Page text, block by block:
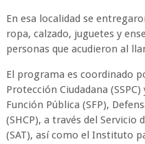
En esa localidad se
ropa, calzado, juguetes y
personas que acudieron al
El programa es coordinado
Protección Ciudadana
Función Pública (SFP),
(SHCP), a través del
(SAT), así como el Instituto